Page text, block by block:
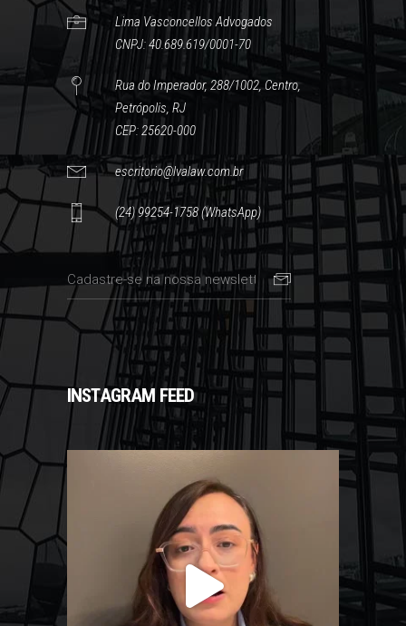
Lima Vasconcellos Advogados
CNPJ: 40.689.619/0001-70
Rua do Imperador, 288/1002, Centro,
Petrópolis, RJ
CEP: 25620-000
escritorio@lvalaw.com.br
(24) 99254-1758 (WhatsApp)
INSTAGRAM FEED